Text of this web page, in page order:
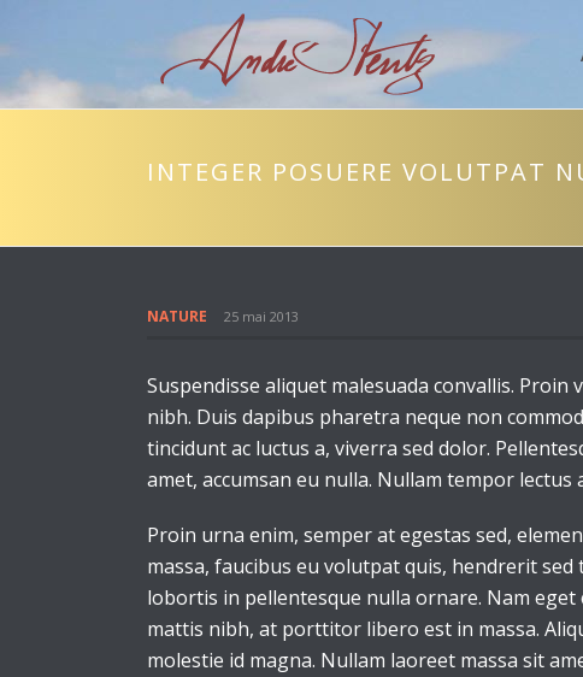
INTEGER POSUERE VOLUTPAT
NATURE 25 mai 2013
Suspendisse aliquet malesuada convallis.
nibh. Duis dapibus pharetra neque non
tincidunt ac luctus a, viverra sed dolor.
amet, accumsan eu nulla. Nullam tempor
Proin urna enim, semper at egestas sed,
massa, faucibus eu volutpat quis, hendrerit
lobortis in pellentesque nulla ornare. Nam
mattis nibh, at porttitor libero est in massa.
molestie id magna. Nullam laoreet massa sit